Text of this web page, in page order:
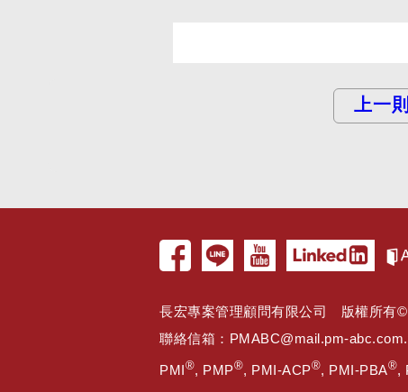
上一
長宏專案管理顧問有限公司 版權所有
聯絡信箱： PMABC@mail.pm-
PMI®, PMP®, PMI-ACP®, PMI-PBA®,